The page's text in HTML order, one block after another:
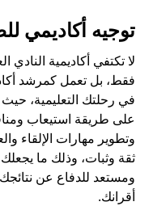
توجيه أكاديمي
لا تكتفي أكاديمية النادي
فقط، بل تعمل كمرشد
في رحلتك التعليمية،
على طريقة استيعاب
وتطوير مهارات الإلقاء
ثقة وثبات، وذلك ما
ومستعد للدفاع عن
أقرانك.